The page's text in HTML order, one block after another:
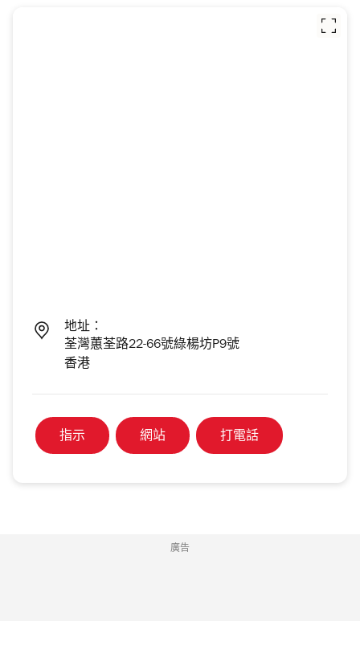
地址：
荃灣蕙荃路22-66號綠楊坊P9號
香港
指示 網站 打電話
廣告